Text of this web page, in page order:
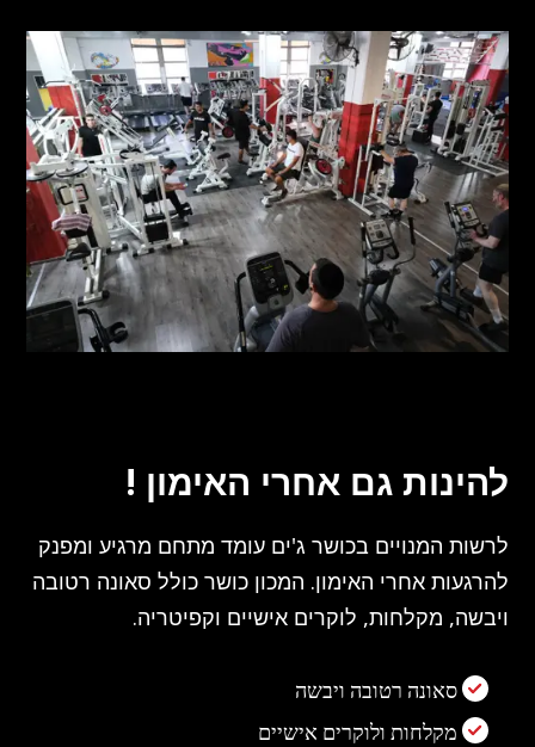
להינות גם אחרי האימון !
לרשות המנויים בכושר ג'ים עומד מתחם מרגיע ומפנק
להרגעות אחרי האימון. המכון כושר כולל סאונה רטובה
ויבשה, מקלחות, לוקרים אישיים וקפיטריה.
סאונה רטובה ויבשה
מקלחות ולוקרים אישיים